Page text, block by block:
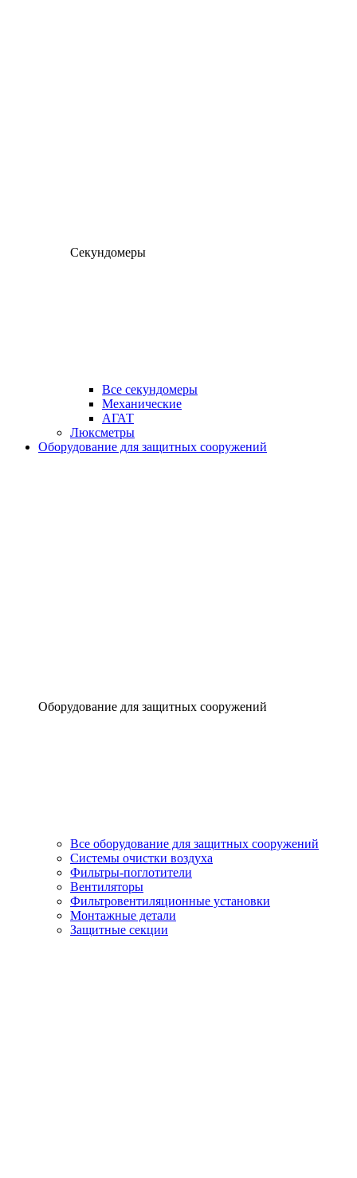
Секундомеры
Все секундомеры
Механические
АГАТ
Люксметры
Оборудование для защитных сооружений
Оборудование для защитных сооружений
Все оборудование для защитных сооружений
Системы очистки воздуха
Фильтры-поглотители
Вентиляторы
Фильтровентиляционные установки
Монтажные детали
Защитные секции